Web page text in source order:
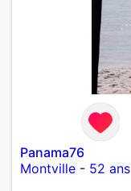
Panama76
Montville - 52 ans